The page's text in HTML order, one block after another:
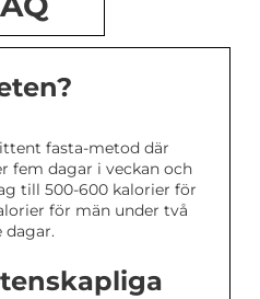
fasta-metod där
fem dagar i veckan och
till 500-600 kalorier för
för män under två
dagar.